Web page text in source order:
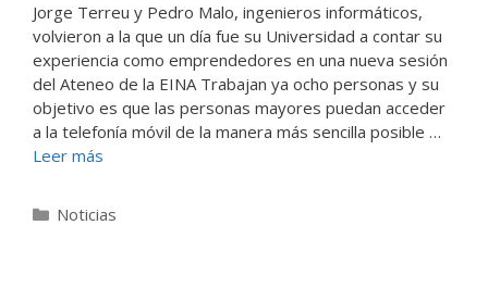
Jorge Terreu y Pedro Malo, ingenieros informáticos,
volvieron a la que un día fue su Universidad a contar su
experiencia como emprendedores en una nueva sesión
del Ateneo de la EINA Trabajan ya ocho personas y su
objetivo es que las personas mayores puedan acceder
a la telefonía móvil de la manera más sencilla posible …
Leer más
Categorías
Noticias